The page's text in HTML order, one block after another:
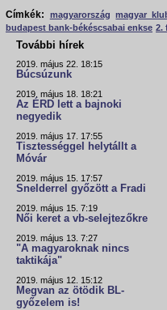
Címkék:
magyarország magyar
budapest bank-békéscsabai enkse 2.
További hírek
2019. május 22. 18:15
Búcsúzunk
2019. május 18. 18:21
Az ÉRD lett a bajnoki
negyedik
2019. május 17. 17:55
Tisztességgel helytállt a
Móvár
2019. május 15. 17:57
Snelderrel győzött a Fradi
2019. május 15. 7:19
Női keret a vb-selejtezőkre
2019. május 13. 7:27
"A magyaroknak nincs
taktikája"
2019. május 12. 15:12
Megvan az ötödik BL-
győzelem is!